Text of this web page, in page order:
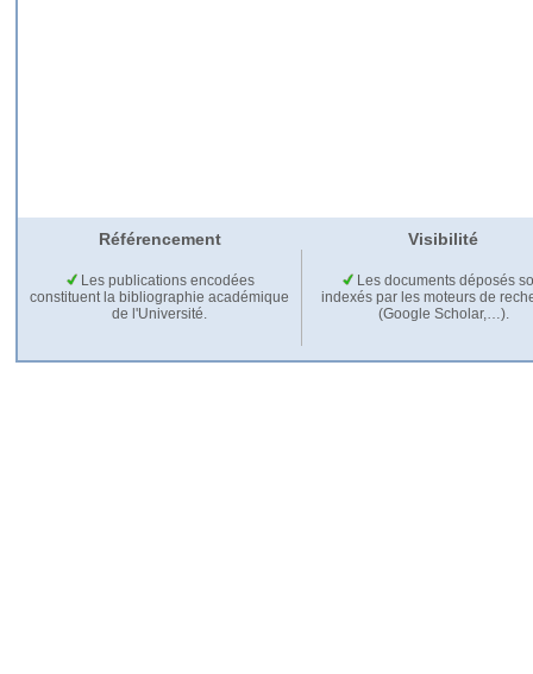
Référencement Visibilité
Les publications encodées
constituent la bibliographie académique
de l'Université.
Les documents déposés
indexés par les moteurs de
(Google Scholar,…).